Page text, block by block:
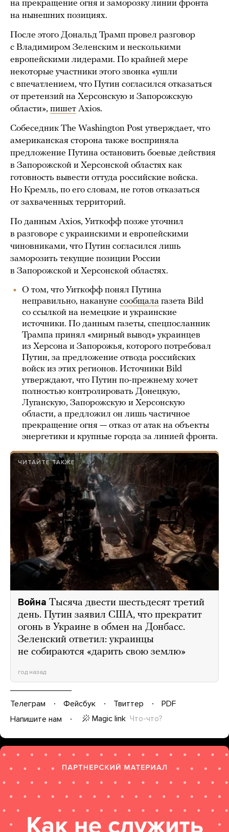
на прекращение огня и заморозку линии фронта
на нынешних позициях.
После этого Дональд Трамп провел разговор
с Владимиром Зеленским и несколькими
европейскими лидерами. По крайней мере
некоторые участники этого звонка «ушли
с впечатлением, что Путин согласился отказаться
от претензий на Херсонскую и Запорожскую
области», пишет Axios.
Собеседник The Washington Post утверждает, что
американская сторона также восприняла
предложение Путина остановить боевые действия
в Запорожской и Херсонской областях как
готовность вывести оттуда российские войска.
Но Кремль, по его словам, не готов отказаться
от захваченных территорий.
По данным Axios, Уиткофф позже уточнил
в разговоре с украинскими и европейскими
чиновниками, что Путин согласился лишь
заморозить текущие позиции России
в Запорожской и Херсонской областях.
О том, что Уиткофф понял Путина
неправильно, накануне сообщала газета Bild
со ссылкой на немецкие и украинские
источники. По данным газеты, спецпосланник
Трампа принял «мирный вывод» украинцев
из Херсона и Запорожья, которого потребовал
Путин, за предложение отвода российских
войск из этих регионов. Источники Bild
утверждают, что Путин по-прежнему хочет
полностью контролировать Донецкую,
Луганскую, Запорожскую и Херсонскую
области, а предложил он лишь частичное
прекращение огня — отказ от атак на объекты
энергетики и крупные города за линией фронта.
ЧИТАЙТЕ ТАКЖЕ
Война Тысяча двести шестьдесят третий
день. Путин заявил США, что прекратит
огонь в Украине в обмен на Донбасс.
Зеленский ответил: украинцы
не собираются «дарить свою землю»
год назад
Телеграм Фейсбук Твиттер
PDF
Напишите нам
Magic link Что-что?